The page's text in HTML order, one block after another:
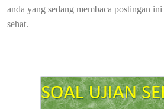
anda yang sedang membaca postingan
sehat.